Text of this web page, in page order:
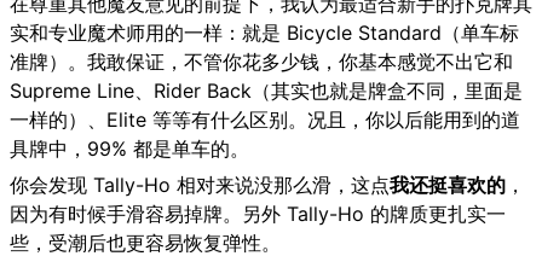
实和专业魔术师用的一样：就是 Bicycle Standard（单车标
准牌）。我敢保证，不管你花多少钱，你基本感觉不出它和
Supreme Line、Rider Back（其实也就是牌盒不同，里面是
一样的）、Elite 等等有什么区别。况且，你以后能用到的道
具牌中，99% 都是单车的。
你会发现 Tally-Ho 相对来说没那么滑，这点我还挺喜欢的 ，
因为有时候手滑容易掉牌。另外 Tally-Ho 的牌质更扎实一
些，受潮后也更容易恢复弹性。